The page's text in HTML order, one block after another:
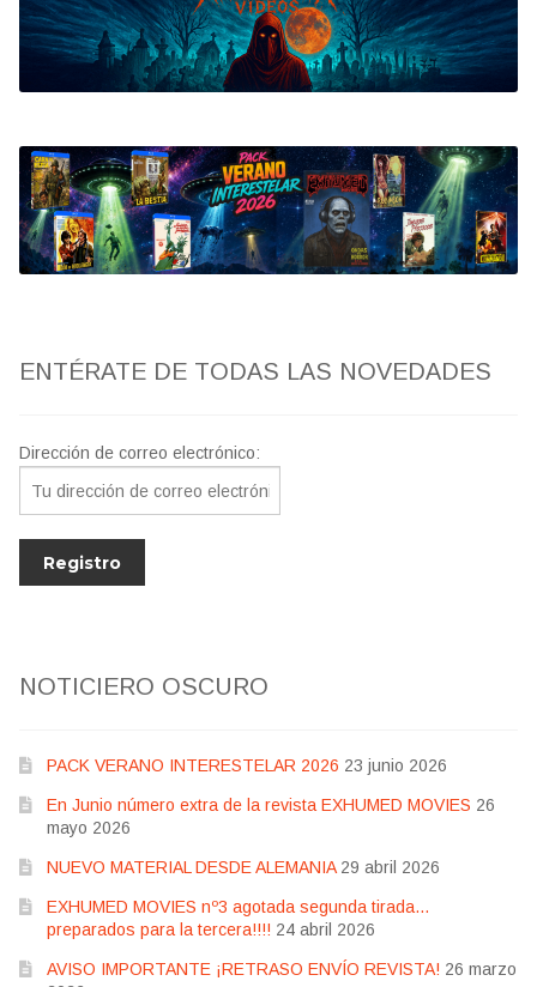
Bluray
Clasificada S
artwork
fantaterror
Jesús Franco
ENTÉRATE DE TODAS LAS NOVEDADES
Dirección de correo electrónico:
NOTICIERO OSCURO
PACK VERANO INTERESTELAR 2026 23 junio 2026
En Junio número extra de la revista EXHUMED MOVIES 26
mayo 2026
NUEVO MATERIAL DESDE ALEMANIA 29 abril 2026
EXHUMED MOVIES nº3 agotada segunda tirada…
preparados para la tercera!!!! 24 abril 2026
AVISO IMPORTANTE ¡RETRASO ENVÍO REVISTA! 26 marzo